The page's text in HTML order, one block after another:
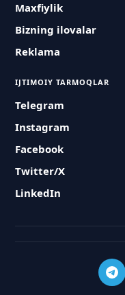
Maxfiylik
Bizning ilovalar
Reklama
IJTIMOIY TARMOQLAR
Telegram
Instagram
Facebook
Twitter/X
LinkedIn